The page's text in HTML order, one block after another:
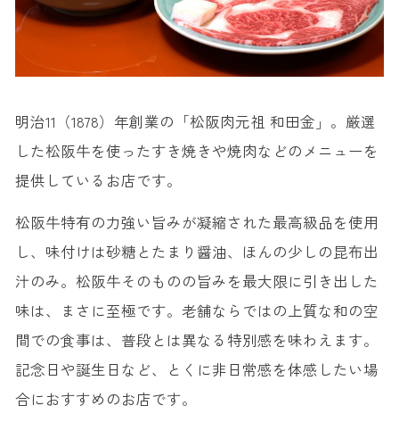
明治11（1878）年創業の「松阪肉元祖 和田金」。厳選
した松阪牛を使ったすき焼きや焼肉などのメニューを
提供しているお店です。
松阪牛特有の力強い旨みが凝縮された最高級品を使用
し、味付けは砂糖とたまり醤油、ほんの少しの昆布出
汁のみ。松阪牛そのものの旨みを最大限に引き出した
味は、まさに至極です。老舗ならではの上質な和の空
間での食事は、普段とは異なる特別感を味わえます。
記念日や誕生日など、とくに非日常感を体感したい場
合におすすめのお店です。